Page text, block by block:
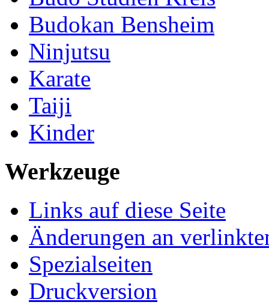
Budokan Bensheim
Ninjutsu
Karate
Taiji
Kinder
Werkzeuge
Links auf diese Seite
Änderungen an
Spezialseiten
Druckversion